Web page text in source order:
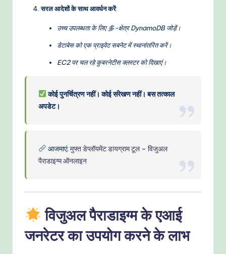
सरल आदेशों के साथ आवर्धन करें:
उच्च उपलब्धता के लिए 多-क्षेत्र DynamoDB जोड़ें।
डेटाबेस को एक प्राइवेट सबनेट में स्थानांतरित करें।
EC2 पर चल रहे कुबरनेटीस क्लस्टर को दिखाएं।
कोई पुनर्चित्रण नहीं। कोई संरेखण नहीं। बस तत्काल
अपडेट।
आजमाएं:मुफ्त डेप्लॉयमेंट डायग्राम टूल – विजुअल
पैराडाइग्म ऑनलाइन
विजुअल पैराडाइग्म के एआई
जनरेटर का उपयोग करने के लाभ